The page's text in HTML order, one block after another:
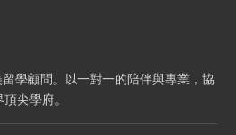
學顧問。以一對一的陪伴與專業，協
尖學府。